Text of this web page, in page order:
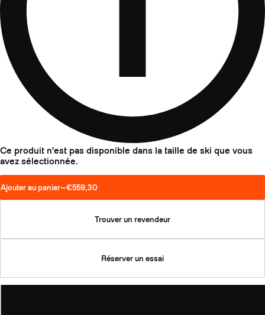
Ce produit n'est pas disponible dans la taille de ski que vous
avez sélectionnée.
Ajouter au panier—€559,30
Trouver un revendeur
Réserver un essai